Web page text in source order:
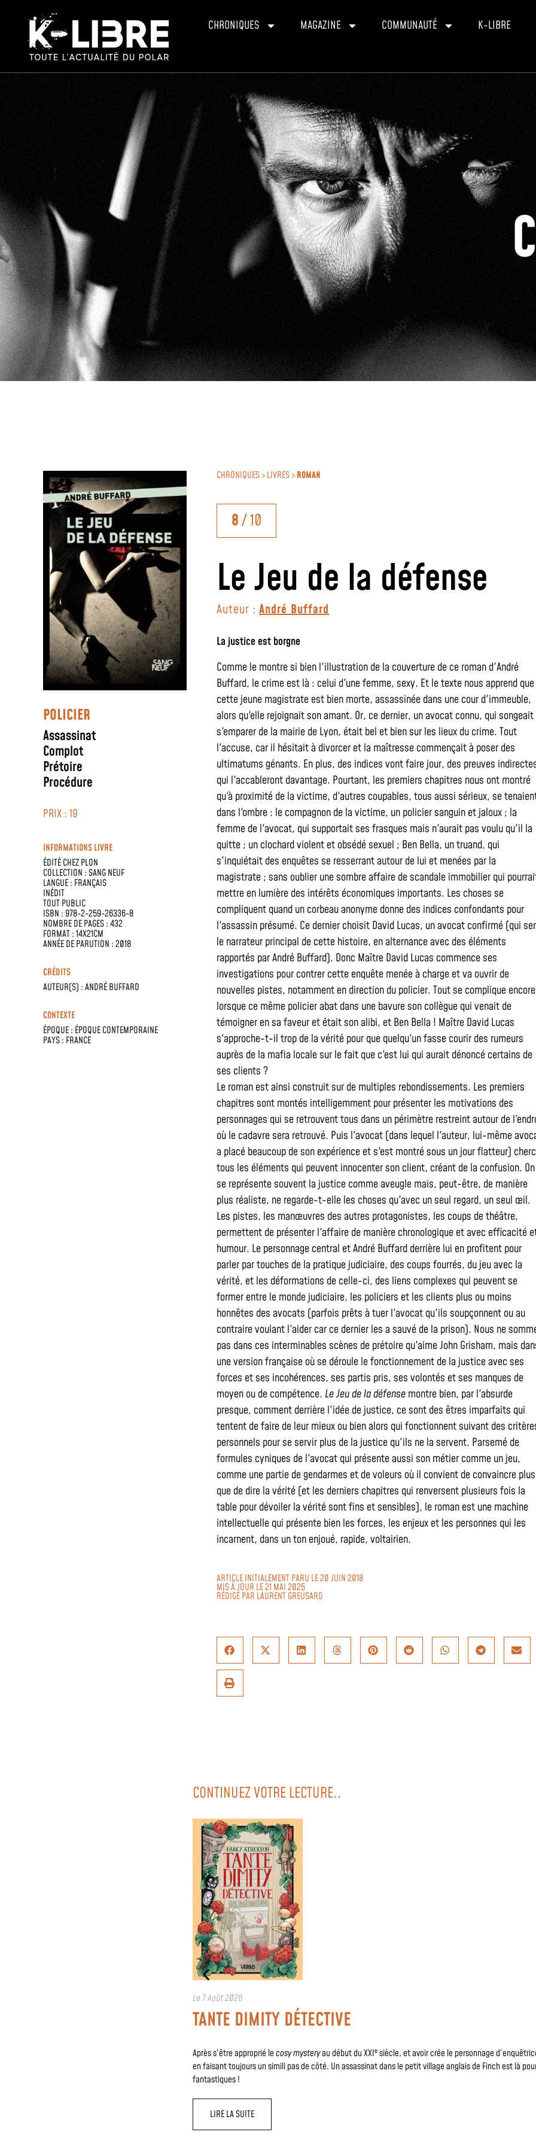
CHRONIQUES MAGAZINE COMMUNAUTÉ K-LIBRE
POLICIER
Assassinat
Complot
Prétoire
Procédure
PRIX : 19
INFORMATIONS LIVRE
ÉDITÉ CHEZPLON
COLLECTION :SANG NEUF
LANGUE : FRANÇAIS
INÉDIT
TOUT PUBLIC
ISBN : 978-2-259-26336-8
NOMBRE DE PAGES : 432
FORMAT : 14X21CM
ANNÉE DE PARUTION : 2018
CRÉDITS
AUTEUR(S) :ANDRÉ BUFFARD
CONTEXTE
ÉPOQUE : ÉPOQUE CONTEMPORAINE
PAYS : FRANCE
CHRONIQUES > LIVRES >ROMAN
8/ 10
Le Jeu de la défense
Auteur : André Buffard
La justice est borgne
Comme le montre si bien l'illustration de la couverture de ce roman d'André
Buffard, le crime est là : celui d'une femme, sexy. Et le texte nous apprend que
cette jeune magistrate est bien morte, assassinée dans une cour d'immeuble,
alors qu'elle rejoignait son amant. Or, ce dernier, un avocat connu, qui songeait
s'emparer de la mairie de Lyon, était bel et bien sur les lieux du crime. Tout
l'accuse, car il hésitait à divorcer et la maîtresse commençait à poser des
ultimatums génants. En plus, des indices vont faire jour, des preuves
qui l'accableront davantage. Pourtant, les premiers chapitres nous ont montré
qu'à proximité de la victime, d'autres coupables, tous aussi sérieux, se
dans l'ombre : le compagnon de la victime, un policier sanguin et jaloux ; la
femme de l'avocat, qui supportait ses frasques mais n'aurait pas voulu qu'il la
quitte ; un clochard violent et obsédé sexuel ; Ben Bella, un truand, qui
s'inquiétait des enquêtes se resserrant autour de lui et menées par la
magistrate ; sans oublier une sombre affaire de scandale immobilier qui
mettre en lumière des intérêts économiques importants. Les choses se
compliquent quand un corbeau anonyme donne des indices confondants pour
l'assassin présumé. Ce dernier choisit David Lucas, un avocat confirmé (qui
le narrateur principal de cette histoire, en alternance avec des éléments
rapportés par André Buffard). Donc Maître David Lucas commence ses
investigations pour contrer cette enquête menée à charge et va ouvrir de
nouvelles pistes, notamment en direction du policier. Tout se complique encore
lorsque ce même policier abat dans une bavure son collègue qui venait de
témoigner en sa faveur et était son alibi, et Ben Bella ! Maître David Lucas
s'approche-t-il trop de la vérité pour que quelqu'un fasse courir des rumeurs
auprès de la mafia locale sur le fait que c'est lui qui aurait dénoncé certains de
ses clients ?
Le roman est ainsi construit sur de multiples rebondissements. Les premiers
chapitres sont montés intelligemment pour présenter les motivations des
personnages qui se retrouvent tous dans un périmètre restreint autour de
où le cadavre sera retrouvé. Puis l'avocat (dans lequel l'auteur, lui-même
a placé beaucoup de son expérience et s'est montré sous un jour flatteur)
tous les éléments qui peuvent innocenter son client, créant de la confusion. On
se représente souvent la justice comme aveugle mais, peut-être, de manière
plus réaliste, ne regarde-t-elle les choses qu'avec un seul regard, un seul œil.
Les pistes, les manœuvres des autres protagonistes, les coups de théâtre,
permettent de présenter l'affaire de manière chronologique et avec efficacité
humour. Le personnage central et André Buffard derrière lui en profitent pour
parler par touches de la pratique judiciaire, des coups fourrés, du jeu avec la
vérité, et les déformations de celle-ci, des liens complexes qui peuvent se
former entre le monde judiciaire, les policiers et les clients plus ou moins
honnêtes des avocats (parfois prêts à tuer l'avocat qu'ils soupçonnent ou au
contraire voulant l'aider car ce dernier les a sauvé de la prison). Nous ne
pas dans ces interminables scènes de prétoire qu'aime John Grisham, mais
une version française où se déroule le fonctionnement de la justice avec ses
forces et ses incohérences, ses partis pris, ses volontés et ses manques de
moyen ou de compétence. Le Jeu de la défense montre bien, par l'absurde
presque, comment derrière l'idée de justice, ce sont des êtres imparfaits qui
tentent de faire de leur mieux ou bien alors qui fonctionnent suivant des
personnels pour se servir plus de la justice qu'ils ne la servent. Parsemé de
formules cyniques de l'avocat qui présente aussi son métier comme un jeu,
comme une partie de gendarmes et de voleurs où il convient de convaincre plus
que de dire la vérité (et les derniers chapitres qui renversent plusieurs fois la
table pour dévoiler la vérité sont fins et sensibles), le roman est une machine
intellectuelle qui présente bien les forces, les enjeux et les personnes qui les
incarnent, dans un ton enjoué, rapide, voltairien.
ARTICLE INITIALEMENT PARU LE 20 JUIN 2018
MIS À JOUR LE 21 MAI 2025
RÉDIGÉ PAR LAURENT GREUSARD
CONTINUEZ VOTRE LECTURE..
Le 7 Août 2026
TANTE DIMITY DÉTECTIVE
Après s’être approprié lecosy mysteryau début du XXIesiècle, et avoir crée le personnage
en faisant toujours un simili pas de côté. Un assassinat dans le petit village anglais de Finch est là
fantastiques !
LIRE LA SUITE